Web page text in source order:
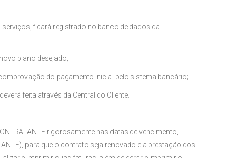
ficará registrado no banco de dados da
plano desejado;
do pagamento inicial pelo sistema bancário;
feita através da Central do Cliente.
rigorosamente nas datas de vencimento,
para que o contrato seja renovado e a prestação dos